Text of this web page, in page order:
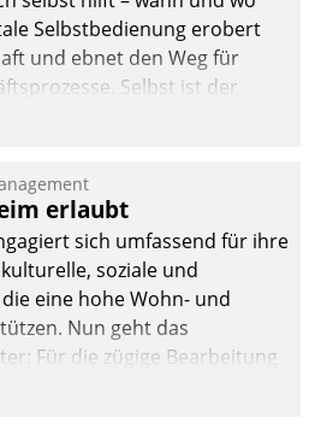
Selbstbedienung erobert
und ebnet den Weg für
Selbst ist der
erlaubt
sich umfassend für ihre
soziale und
eine hohe Wohn- und
Nun geht das
Für die zügige Bearbeitung
Lob – richtet das